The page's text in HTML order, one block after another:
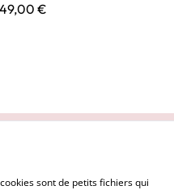
49,00 €
Politique de cookies
sont de petits fichiers qui